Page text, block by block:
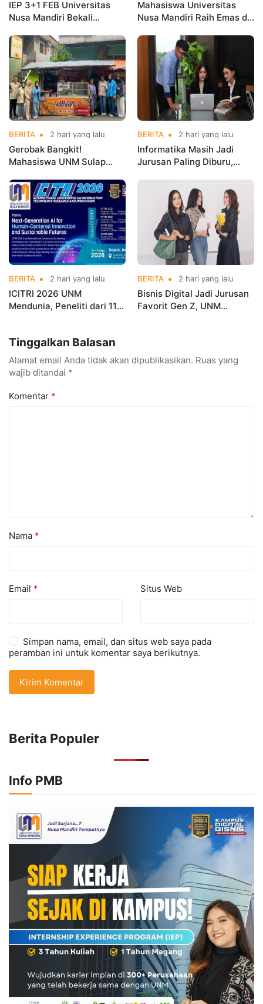
IEP 3+1 FEB Universitas
Nusa Mandiri Bekali
Kerja Sebelum Lulus
Mahasiswa Universitas
Nusa Mandiri Raih Emas di
Indonesia Open
Championships 2026
BERITA 2 hari yang lalu
Gerobak Bangkit!
Mahasiswa UNM Sulap
Menarik dan Laris
BERITA 2 hari yang lalu
Informatika Masih Jadi
Jurusan Paling Diburu,
hingga Cyber Security
BERITA 2 hari yang lalu
ICITRI 2026 UNM
Mendunia, Peneliti dari 11
BERITA 2 hari yang lalu
Bisnis Digital Jadi Jurusan
Favorit Gen Z, UNM
Tinggalkan Balasan
Alamat email Anda tidak akan dipublikasikan. Ruas yang
wajib ditandai *
Komentar *
Nama *
Email * Situs Web
Simpan nama, email, dan situs web saya pada
peramban ini untuk komentar saya berikutnya.
Berita Populer
Info PMB